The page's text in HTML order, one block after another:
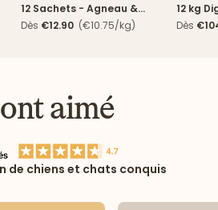
12 Sachets - Agneau &
haricots verts
Dès €12.90 (€10.75/kg)
12 kg
boîtes
Dès
aimé
de chiens et chats conquis